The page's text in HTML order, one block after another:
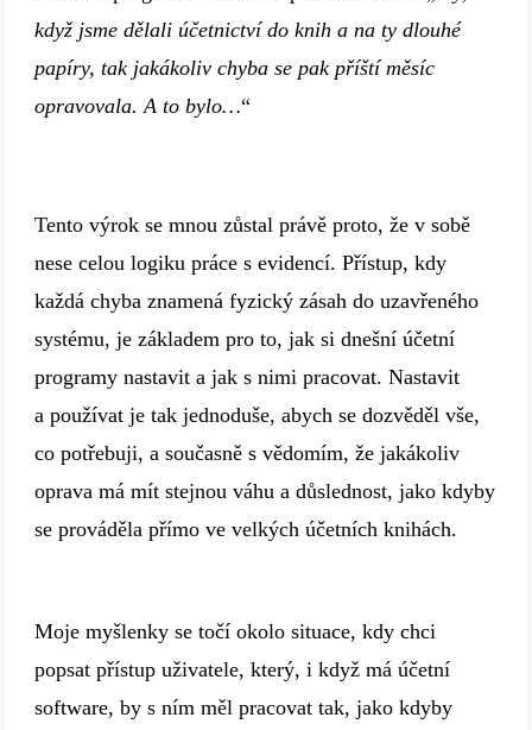
když jsme dělali účetnictví do knih a na ty dlouhé
papíry, tak jakákoliv chyba se pak příští měsíc
opravovala. A to bylo…“
Tento výrok se mnou zůstal právě proto, že v sobě
nese celou logiku práce s evidencí. Přístup, kdy
každá chyba znamená fyzický zásah do uzavřeného
systému, je základem pro to, jak si dnešní účetní
programy nastavit a jak s nimi pracovat. Nastavit
a používat je tak jednoduše, abych se dozvěděl vše,
co potřebuji, a současně s vědomím, že jakákoliv
oprava má mít stejnou váhu a důslednost, jako kdyby
se prováděla přímo ve velkých účetních knihách.
Moje myšlenky se točí okolo situace, kdy chci
popsat přístup uživatele, který, i když má účetní
software, by s ním měl pracovat tak, jako kdyby